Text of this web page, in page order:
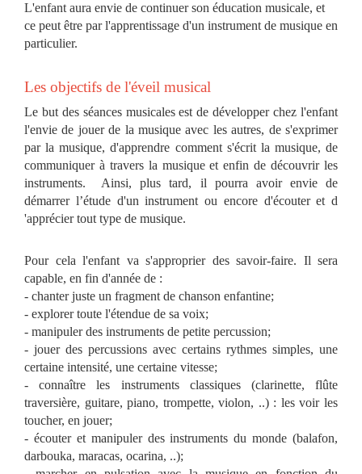
L'enfant aura envie de continuer son éducation musicale, et
ce peut être par l'apprentissage d'un instrument de musique en
particulier.
Les objectifs de l'éveil musical
Le but des séances musicales est de développer chez l'enfant
l'envie de jouer de la musique avec les autres, de s'exprimer
par la musique, d'apprendre comment s'écrit la musique, de
communiquer à travers la musique et enfin de découvrir les
instruments. Ainsi, plus tard, il pourra avoir envie de
démarrer l’étude d'un instrument ou encore d'écouter et d
'apprécier tout type de musique.
Pour cela l'enfant va s'approprier des savoir-faire. Il sera
capable, en fin d'année de :
- chanter juste un fragment de chanson enfantine;
- explorer toute l'étendue de sa voix;
- manipuler des instruments de petite percussion;
- jouer des percussions avec certains rythmes simples, une
certaine intensité, une certaine vitesse;
- connaître les instruments classiques (clarinette, flûte
traversière, guitare, piano, trompette, violon, ..) : les voir les
toucher, en jouer;
- écouter et manipuler des instruments du monde (balafon,
darbouka, maracas, ocarina, ..);